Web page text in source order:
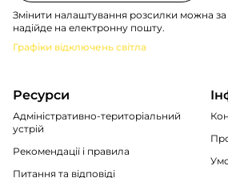
Змінити налаштування розсилки можна
надійде на електронну пошту.
Графіки відключень світла
Ресурси
Адміністративно-територіальний
устрій
Рекомендації i правила
Питання та відповіді